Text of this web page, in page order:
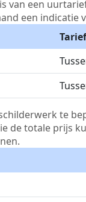
van een
een indicatie
te
de totale prijs